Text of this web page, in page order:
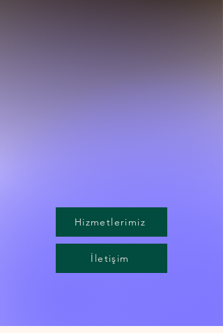
Hizmetlerimiz
İletişim